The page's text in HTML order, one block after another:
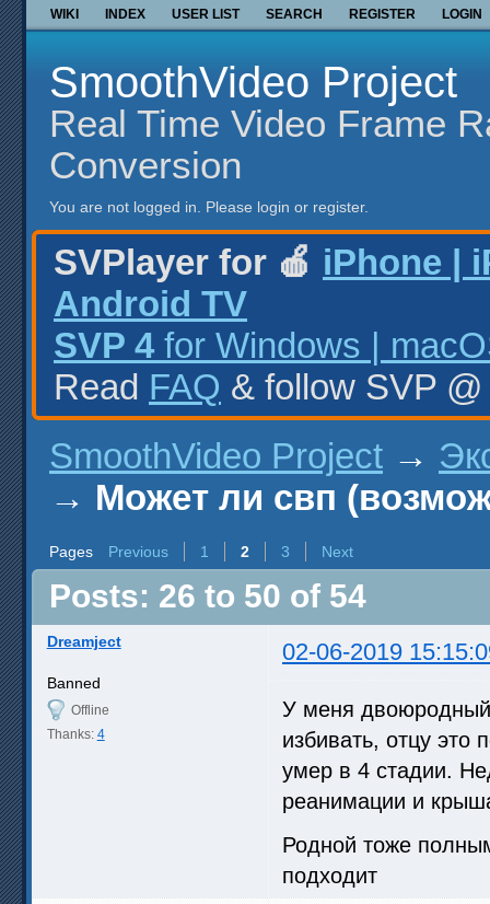
WIKI INDEX USER LIST SEARCH REGISTER LOGIN
SmoothVideo Project
Real Time Video Frame
Conversion
You are not logged in. Please login or register.
SVPlayer for 🍎 iPhone |
Android TV
SVP 4 for Windows |
Read FAQ & follow SVP
SmoothVideo Project →
→ Может ли свп
Pages Previous 1 2 3 Next
Posts: 26 to 50 of 54
Dreamject 02-06-2019
Banned
Offline
Thanks: 4
У меня двоюродный
избивать, отцу это
умер в 4 стадии.
реанимации и
Родной тоже
подходит